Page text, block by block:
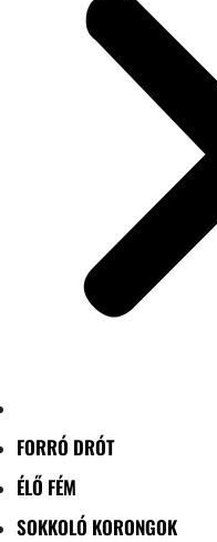
FORRÓ DRÓT
ÉLŐ FÉM
SOKKOLÓ KORONGOK